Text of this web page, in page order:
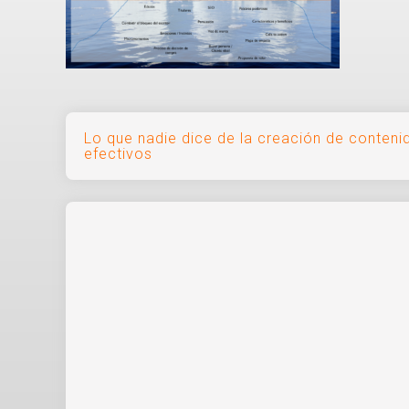
Navegación
de
entradas
Lo que nadie dice de la creación de
efectivos